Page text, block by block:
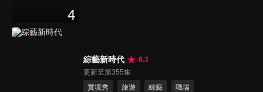
4
綜藝新時代
8.3
更新至第355集
實境秀
旅遊 綜藝 職場